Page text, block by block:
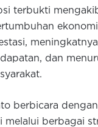
terbukti
dan
berbicara
melalui berbagai